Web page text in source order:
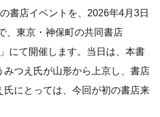
書店イベントを、2026年4月3日
、東京・神保町の共同書店
にて開催します。当日は、本書
みつえ氏が山形から上京し、書店
氏にとっては、今回が初の書店来